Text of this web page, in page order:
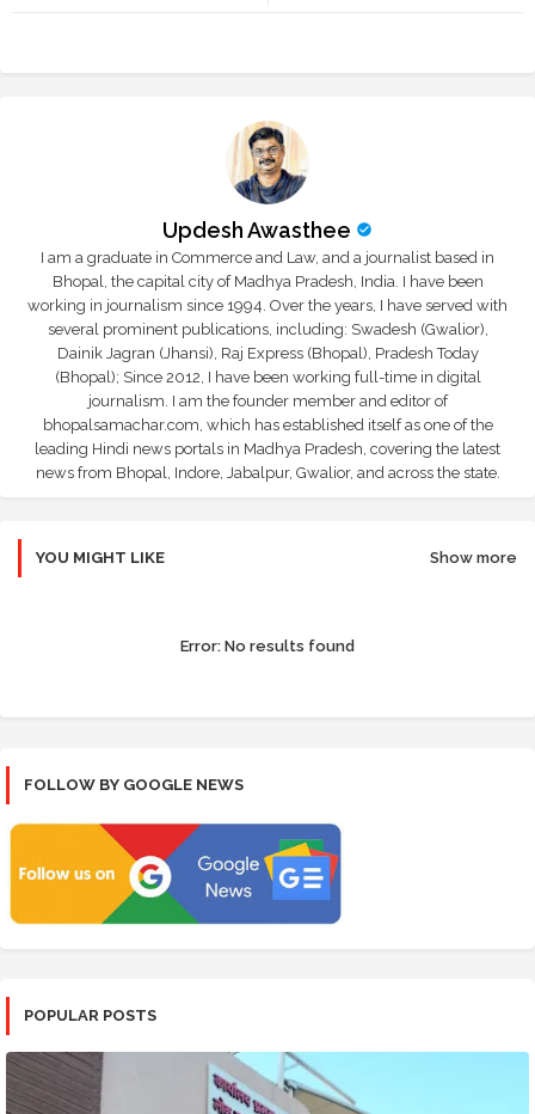
Updesh Awasthee
I am a graduate in Commerce and Law, and a journalist based in
Bhopal, the capital city of Madhya Pradesh, India. I have been
working in journalism since 1994. Over the years, I have served with
several prominent publications, including: Swadesh (Gwalior),
Dainik Jagran (Jhansi), Raj Express (Bhopal), Pradesh Today
(Bhopal); Since 2012, I have been working full-time in digital
journalism. I am the founder member and editor of
bhopalsamachar.com, which has established itself as one of the
leading Hindi news portals in Madhya Pradesh, covering the latest
news from Bhopal, Indore, Jabalpur, Gwalior, and across the state.
YOU MIGHT LIKE Show more
Error: No results found
FOLLOW BY GOOGLE NEWS
POPULAR POSTS